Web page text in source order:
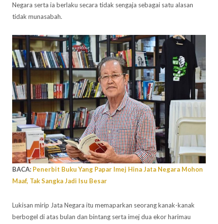
Negara serta ia berlaku secara tidak sengaja sebagai satu alasan
tidak munasabah.
BACA: Penerbit Buku Yang Papar Imej Hina Jata Negara Mohon
Maaf, Tak Sangka Jadi Isu Besar
Lukisan mirip Jata Negara itu memaparkan seorang kanak-kanak
berbogel di atas bulan dan bintang serta imej dua ekor harimau